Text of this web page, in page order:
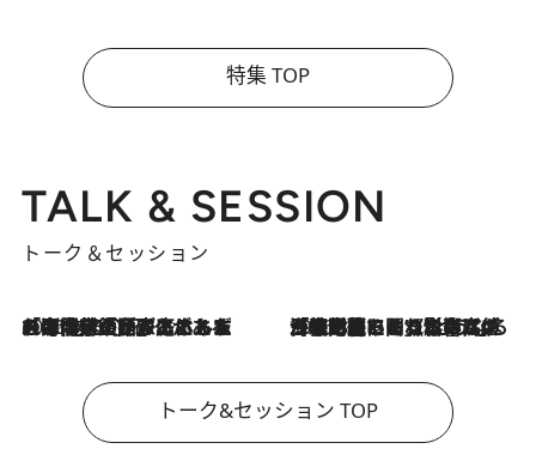
特集 TOP
TALK & SESSION
トーク＆セッション
2026.8.3
「今後値上げがあるとすれば…」「リスクがあるのは今年の冬」エネルギー専門家が語る、ホルムズ海峡封鎖が家庭にもたらす“ある心配” 2026.8.3
「住宅建てられない…」「サーチャージ料の高値が続いている」ホルムズ海峡封鎖による影響はいつまで続く？《エネルギー専門家に聞く“どうなる日本の暮らし”》
トーク&セッション TOP